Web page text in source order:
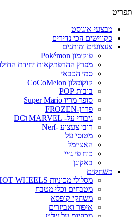
מבצעי אוגוסט
סקווישים הכי נדירים
צעצועים ומותגים
פוקימון Pokémon
מפרץ ההרפתקאות יחידת החילוץ
סמי הכבאי
קוקומלון CoCoMelon
בובות POP
סופר מריו Super Mario
פרוזן-FROZEN
גיבורי על- MARVEL וDC
רובי צעצוע -Nerf
מטוסי על
האצ׳ימל
כוח פי ג׳יי
באקוגן
משחקים
מסלולי מכוניות HOT WHEELS
מטבחים וכלי מטבח
משחקי קופסא
איפור ואביזרים